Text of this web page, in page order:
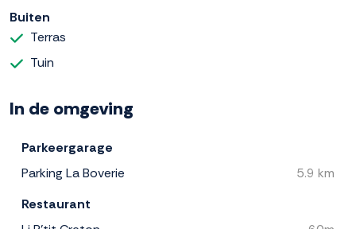
Buiten
Terras
Tuin
In de omgeving
Parkeergarage
Parking La Boverie
5.9 km
Restaurant